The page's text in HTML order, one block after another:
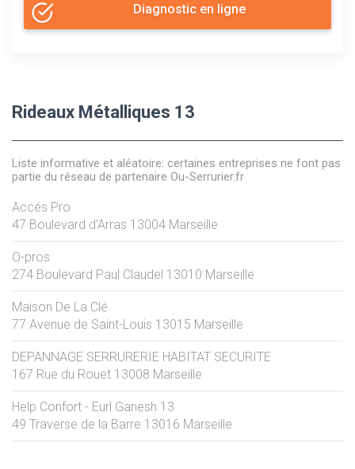
Diagnostic en ligne
Rideaux Métalliques 13
Liste informative et aléatoire: certaines entreprises ne font pas
partie du réseau de partenaire Ou-Serrurier.fr
Accés Pro
47 Boulevard d'Arras 13004 Marseille
O-pros
274 Boulevard Paul Claudel 13010 Marseille
Maison De La Clé
77 Avenue de Saint-Louis 13015 Marseille
DEPANNAGE SERRURERIE HABITAT SECURITE
167 Rue du Rouet 13008 Marseille
Help Confort - Eurl Ganesh 13
49 Traverse de la Barre 13016 Marseille